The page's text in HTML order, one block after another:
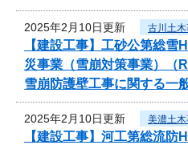
2025年2月10日更新 古川土
【建設工事】工砂公第総
災事業（雪崩対策事業）（
雪崩防護壁工事に関する一
2025年2月10日更新 美濃土
【建設工事】河工第総流